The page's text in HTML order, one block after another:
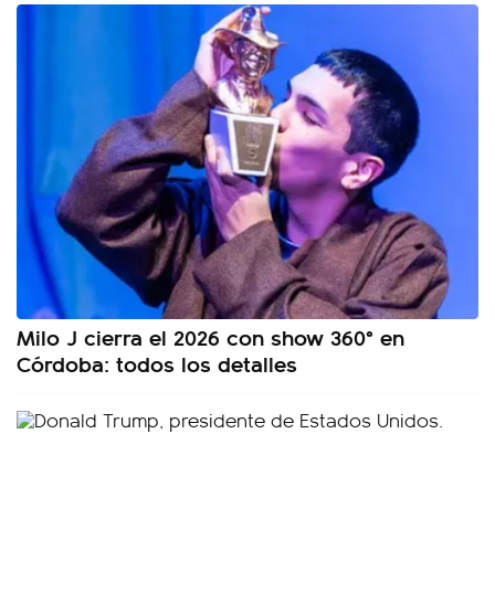
Milo J cierra el 2026 con show 360° en
Córdoba: todos los detalles